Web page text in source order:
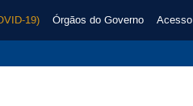
19) Órgãos do Governo